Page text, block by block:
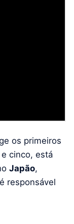
os primeiros
cinco, está
Japão,
é responsável